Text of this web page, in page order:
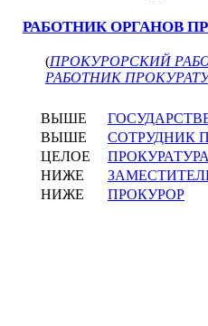
РАБОТНИК ОРГАНОВ
(ПРОКУРОРСКИЙ
РАБОТНИК
ВЫШЕ
ВЫШЕ
СОТРУДНИК
ЦЕЛОЕ
ПРОКУРАТУРА
НИЖЕ
НИЖЕ
ПРОКУРОР